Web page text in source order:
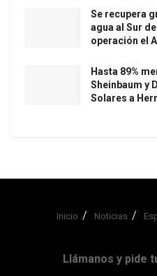
Se recupera
agua al Sur
operación el
Hasta 89%
Sheinbaum y
Solares a
Inicio Noticias
Llámanos y pide